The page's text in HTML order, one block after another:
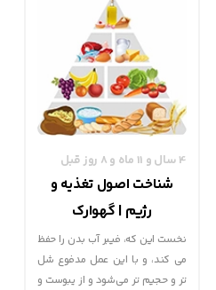
4 سال و 11 ماه و 8 روز قبل
شناخت اصول تغذیه و
رژیم | گهوارک
نخست این که، فیبر آب بدن را حفظ
می کند، و با این عمل مدفوع شل
تر و حجیم تر می‌شود و از یبوست و